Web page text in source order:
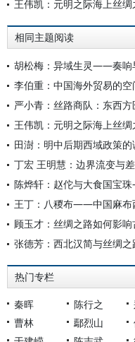
王伟凯：元明之际海上丝绸
相同主题阅读
胡松梅：异域生灵——奏响
严小青：丝路商队：东西
王伟凯：元明之际海上丝绸
田澍：明中后期西域政策的
王丁：八稯布——中国麻布
顾玉才：丝绸之路如何影
张德芳：西北汉简与丝绸
热门专栏
秦晖 陈行之
曹林
鄢烈山